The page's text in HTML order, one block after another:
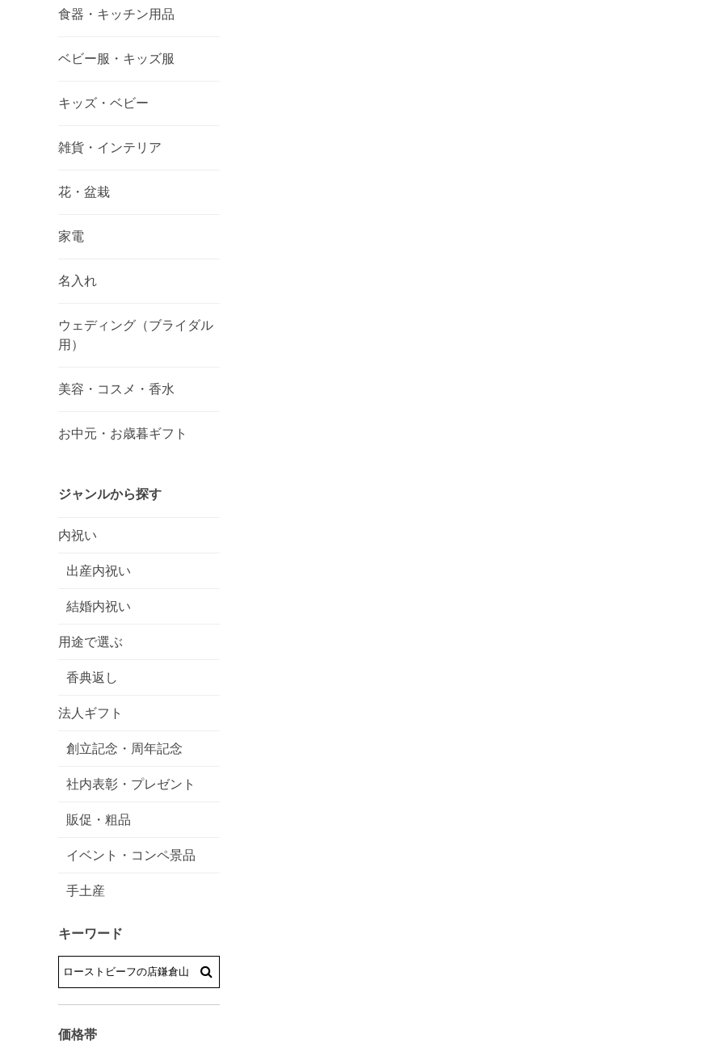
食器・キッチン用品
ベビー服・キッズ服
キッズ・ベビー
雑貨・インテリア
花・盆栽
家電
名入れ
ウェディング（ブライダル
用）
美容・コスメ・香水
お中元・お歳暮ギフト
ジャンルから探す
内祝い
出産内祝い
結婚内祝い
用途で選ぶ
香典返し
法人ギフト
創立記念・周年記念
社内表彰・プレゼント
販促・粗品
イベント・コンペ景品
手土産
キーワード
価格帯